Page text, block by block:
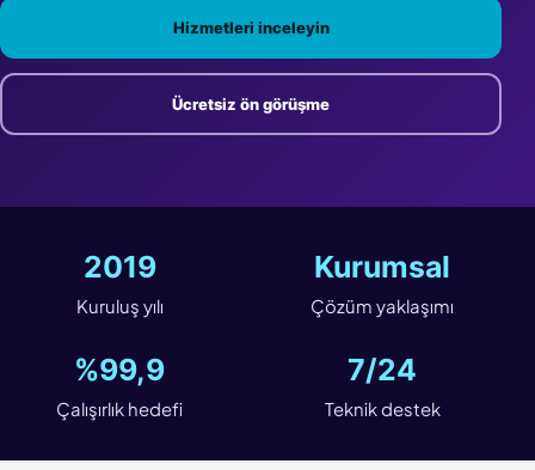
Hizmetleri inceleyin
Ücretsiz ön görüşme
2019
Kuruluş yılı
Kurumsal
Çözüm yaklaşımı
%99,9
Çalışırlık hedefi
7/24
Teknik destek